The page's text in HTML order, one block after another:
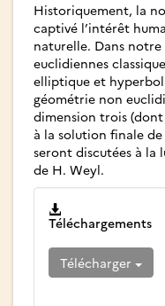
Historiquement, la
captivé l’intérêt
naturelle. Dans
euclidiennes
elliptique et
géométrie non
dimension trois (dont
à la solution finale
seront discutées à la
de H. Weyl.
Téléchargements
Télécharger